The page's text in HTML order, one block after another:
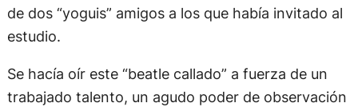
de dos “yoguis” amigos a los que había invitado al
estudio.
Se hacía oír este “beatle callado” a fuerza de un
trabajado talento, un agudo poder de observación